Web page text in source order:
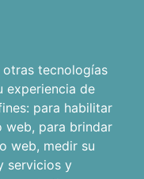
tecnologías
experiencia de
para habilitar
web, para brindar
web, medir su
servicios y